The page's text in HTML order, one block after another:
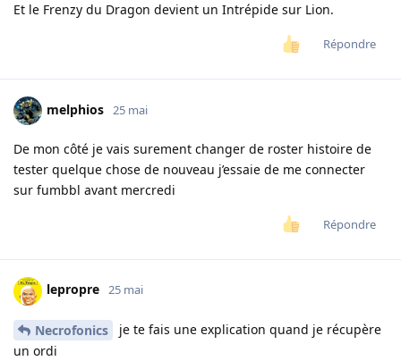
Et le Frenzy du Dragon devient un Intrépide sur Lion.
Répondre
melphios 25 mai
De mon côté je vais surement changer de roster histoire de
tester quelque chose de nouveau j’essaie de me connecter
sur fumbbl avant mercredi
Répondre
lepropre 25 mai
Necrofonics
je te fais une explication quand je récupère
un ordi